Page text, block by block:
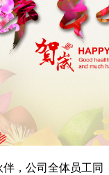
，公司全体员工同